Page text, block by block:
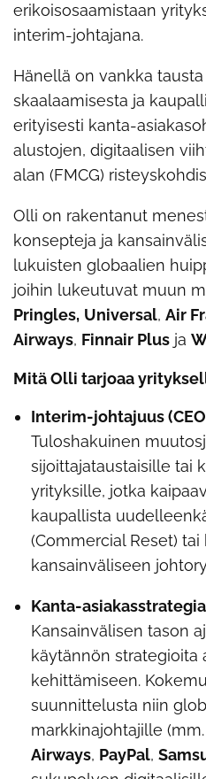
erikoisosaamistaan
interim-johtajana.
Hänellä on vankka
skaalaamisesta ja
erityisesti kanta-
alustojen, digitaalisen
alan (FMCG)
Olli on rakentanut
konsepteja ja
lukuisten globaalien
joihin lukeutuvat muun
Pringles, Universal, Air
Airways, Finnair Plus ja
Mitä Olli tarjoaa
Interim-johtajuus
Tuloshakuinen
sijoittajataustaisille tai
yrityksille, jotka
kaupallista
(Commercial Reset)
kansainväliseen
Kanta-
Kansainvälisen tason
käytännön strategioita
kehittämiseen.
suunnittelusta niin
markkinajohtajille (mm.
Airways, PayPal,